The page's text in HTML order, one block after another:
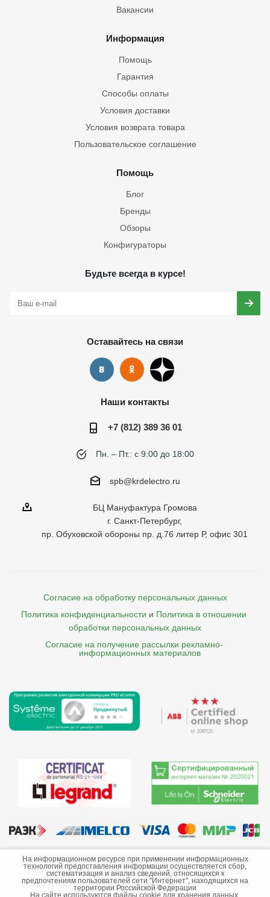
Вакансии
Информация
Помощь
Гарантия
Способы оплаты
Условия доставки
Условия возврата товара
Пользовательское соглашение
Помощь
Блог
Бренды
Обзоры
Конфигураторы
Будьте всегда в курсе!
Оставайтесь на связи
Наши контакты
+7 (812) 389 36 01
Пн. – Пт.: с 9:00 до 18:00
spb@krdelectro.ru
БЦ Мануфактура Громова
г. Санкт-Петербург,
пр. Обуховской обороны пр. д.76 литер Р, офис 301
Согласие на обработку персональных данных
Политика конфиденциальности и Политика в отношении
обработки персональных данных
Согласие на получение рассылки рекламно-
    информационных материалов
©2013-2026 ООО «Краснодарэлектро»
Сайт носит информационный характер и не является
публичной офертой.
На информационном ресурсе при применении информационных
технологий предоставления информации осуществляется сбор,
систематизация и анализ сведений, относящихся к
предпочтениям пользователей сети "Интернет", находящихся на
территории Российской Федерации
На сайте используются файлы cookie для хранения данных.